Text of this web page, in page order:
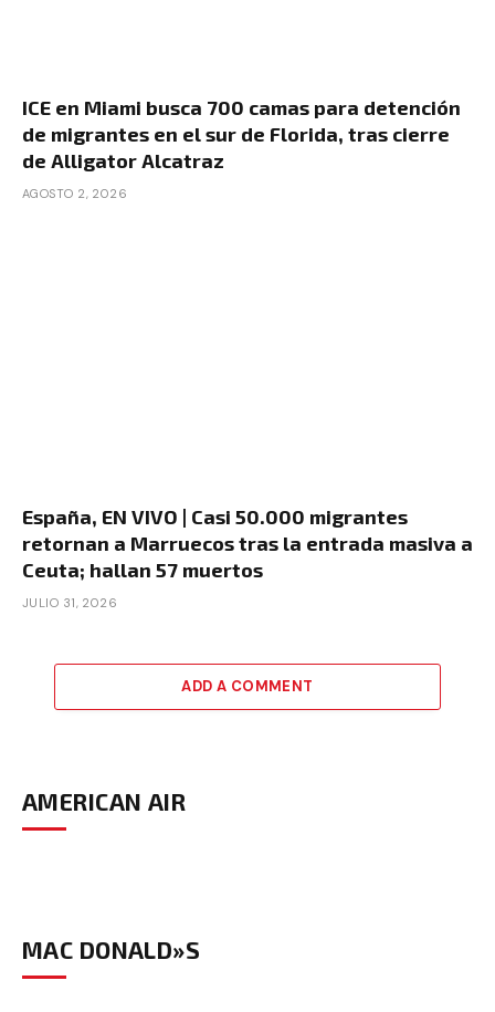
ICE en Miami busca 700 camas para detención
de migrantes en el sur de Florida, tras cierre
de Alligator Alcatraz
AGOSTO 2, 2026
España, EN VIVO | Casi 50.000 migrantes
retornan a Marruecos tras la entrada masiva a
Ceuta; hallan 57 muertos
JULIO 31, 2026
ADD A COMMENT
AMERICAN AIR
MAC DONALD»S